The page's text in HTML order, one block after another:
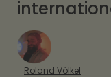
Roland Völkel